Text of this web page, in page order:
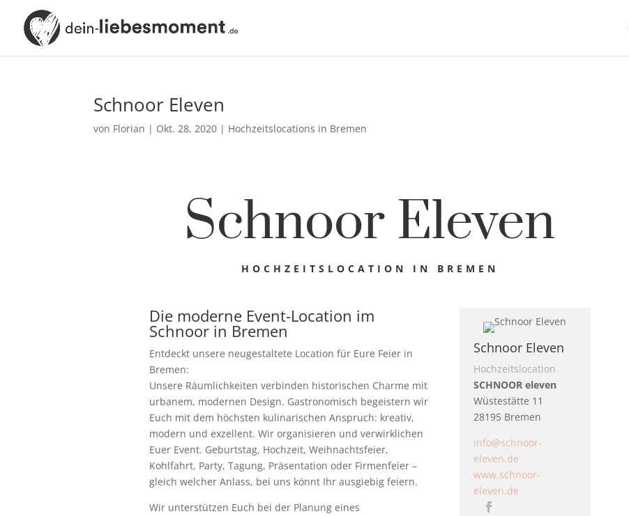
Schnoor Eleven
von Florian | Okt. 28, 2020 | Hochzeitslocations in Bremen
Schnoor Eleven
HOCHZEITSLOCATION IN BREMEN
Die moderne Event-Location im
Schnoor in Bremen
Entdeckt unsere neugestaltete Location für Eure Feier in
Bremen:
Unsere Räumlichkeiten verbinden historischen Charme mit
urbanem, modernen Design. Gastronomisch begeistern wir
Euch mit dem höchsten kulinarischen Anspruch: kreativ,
modern und exzellent. Wir organisieren und verwirklichen
Euer Event. Geburtstag, Hochzeit, Weihnachtsfeier,
Kohlfahrt, Party, Tagung, Präsentation oder Firmenfeier –
gleich welcher Anlass, bei uns könnt Ihr ausgiebig feiern.
Wir unterstützen Euch bei der Planung eines
Schnoor Eleven
Hochzeitslocation
SCHNOOR eleven
Wüstestätte 11
28195 Bremen
info@schnoor-
eleven.de
www.schnoor-
eleven.de